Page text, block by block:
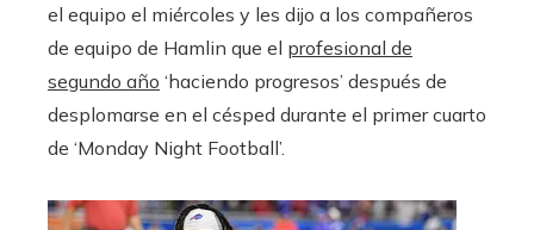
el equipo el miércoles y les dijo a los compañeros
de equipo de Hamlin que el profesional de
segundo año ‘haciendo progresos’ después de
desplomarse en el césped durante el primer cuarto
de ‘Monday Night Football’.